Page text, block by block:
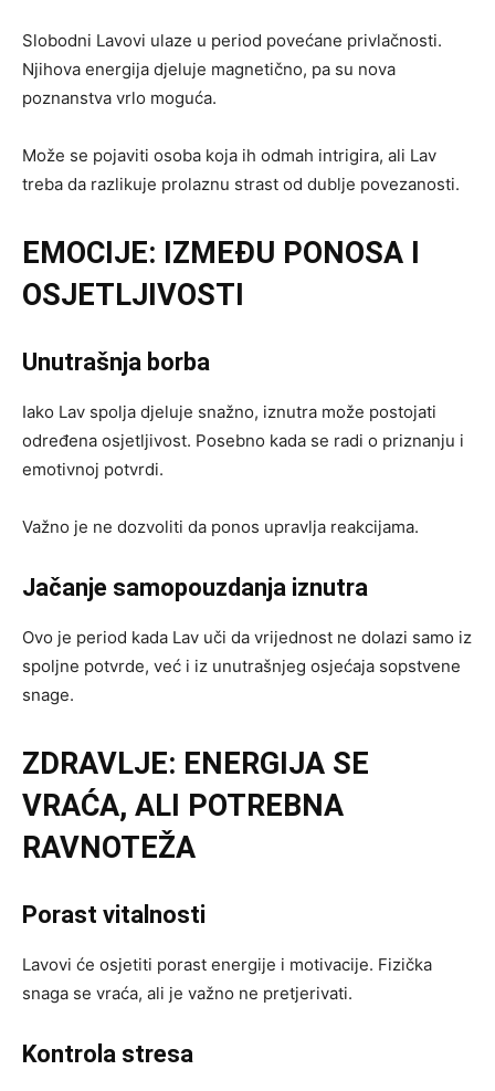
Slobodni Lavovi ulaze u period povećane privlačnosti.
Njihova energija djeluje magnetično, pa su nova
poznanstva vrlo moguća.
Može se pojaviti osoba koja ih odmah intrigira, ali Lav
treba da razlikuje prolaznu strast od dublje povezanosti.
EMOCIJE: IZMEĐU PONOSA I
OSJETLJIVOSTI
Unutrašnja borba
Iako Lav spolja djeluje snažno, iznutra može postojati
određena osjetljivost. Posebno kada se radi o priznanju i
emotivnoj potvrdi.
Važno je ne dozvoliti da ponos upravlja reakcijama.
Jačanje samopouzdanja iznutra
Ovo je period kada Lav uči da vrijednost ne dolazi samo iz
spoljne potvrde, već i iz unutrašnjeg osjećaja sopstvene
snage.
ZDRAVLJE: ENERGIJA SE
VRAĆA, ALI POTREBNA
RAVNOTEŽA
Porast vitalnosti
Lavovi će osjetiti porast energije i motivacije. Fizička
snaga se vraća, ali je važno ne pretjerivati.
Kontrola stresa